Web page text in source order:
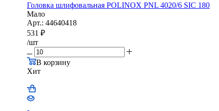
Головка шлифовальная POLINOX PNL 4020/6 SIC 180
Мало
Арт.: 44640418
531 ₽
/шт
В корзину
Хит